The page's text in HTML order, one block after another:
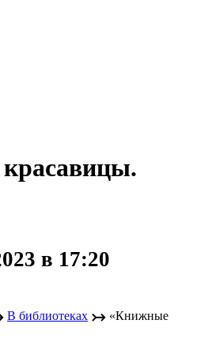
в 17:20
В библиотеках ↣ «Книжные